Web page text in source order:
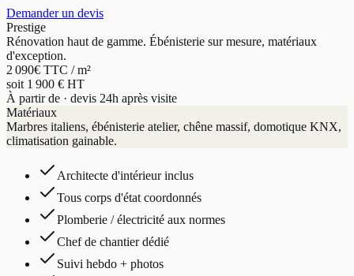
Demander un devis
Prestige
Rénovation haut de gamme. Ébénisterie sur mesure, matériaux
d'exception.
2 090€ TTC / m²
soit 1 900 € HT
À partir de · devis 24h après visite
Matériaux
Marbres italiens, ébénisterie atelier, chêne massif, domotique KNX,
climatisation gainable.
Architecte d'intérieur inclus
Tous corps d'état coordonnés
Plomberie / électricité aux normes
Chef de chantier dédié
Suivi hebdo + photos